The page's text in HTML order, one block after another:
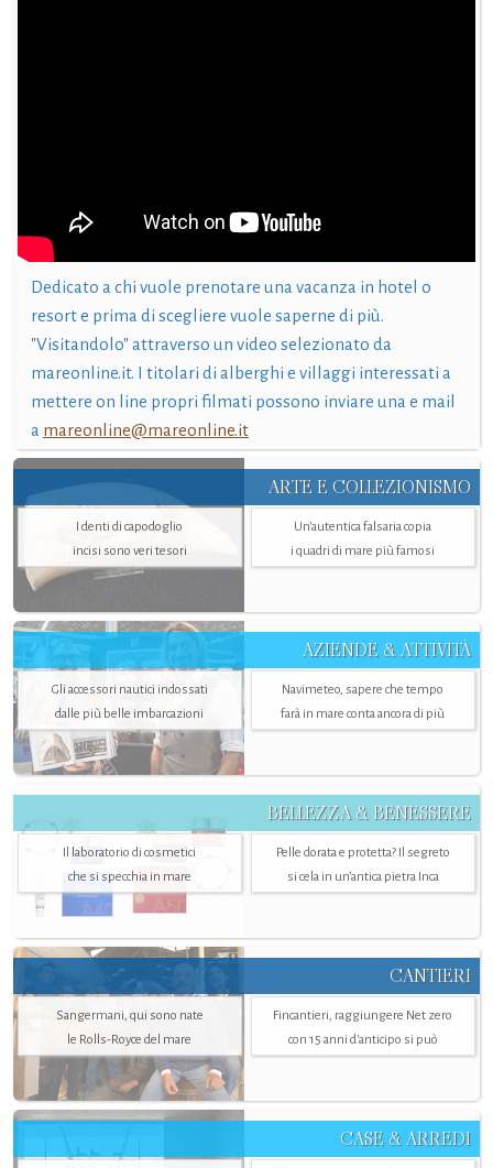
Dedicato a chi vuole prenotare una vacanza in hotel o
resort e prima di scegliere vuole saperne di più.
"Visitandolo" attraverso un video selezionato da
mareonline.it. I titolari di alberghi e villaggi interessati a
mettere on line propri filmati possono inviare una e mail
a mareonline@mareonline.it
ARTE E COLLEZIONISMO
I denti di capodoglio
incisi sono veri tesori
Un’autentica falsaria copia
i quadri di mare più famosi
AZIENDE & ATTIVITÀ
Gli accessori nautici indossati
dalle più belle imbarcazioni
Navimeteo, sapere che tempo
farà in mare conta ancora di più
BELLEZZA & BENESSERE
Il laboratorio di cosmetici
che si specchia in mare
Pelle dorata e protetta? Il segreto
si cela in un’antica pietra Inca
CANTIERI
Sangermani, qui sono nate
le Rolls-Royce del mare
Fincantieri, raggiungere Net zero
con 15 anni d'anticipo si può
CASE & ARREDI